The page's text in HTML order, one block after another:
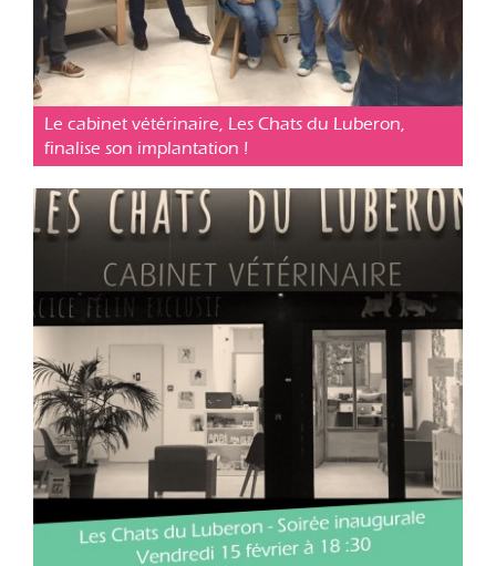
Le cabinet vétérinaire, Les Chats du Luberon,
finalise son implantation !
Cabinet vétérinaire Cavaillon
Posté le 09 fév. 2019